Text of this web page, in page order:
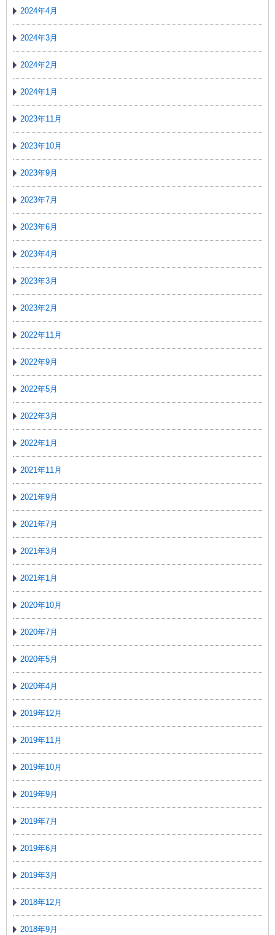
2024年4月
2024年3月
2024年2月
2024年1月
2023年11月
2023年10月
2023年9月
2023年7月
2023年6月
2023年4月
2023年3月
2023年2月
2022年11月
2022年9月
2022年5月
2022年3月
2022年1月
2021年11月
2021年9月
2021年7月
2021年3月
2021年1月
2020年10月
2020年7月
2020年5月
2020年4月
2019年12月
2019年11月
2019年10月
2019年9月
2019年7月
2019年6月
2019年3月
2018年12月
2018年9月